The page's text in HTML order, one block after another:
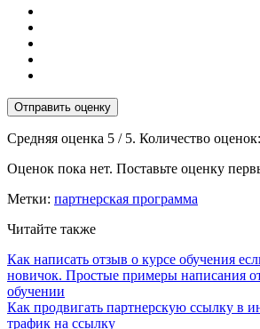
Отправить оценку
Средняя оценка 5 / 5. Количество оценок:
Оценок пока нет. Поставьте оценку
Метки: партнерская программа
Читайте также
Как написать отзыв о курсе обучения
новичок. Простые примеры написания
обучении
Как продвигать партнерскую ссылку в
трафик на ссылку